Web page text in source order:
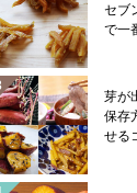
セブ
で一
芽が
保存
せる